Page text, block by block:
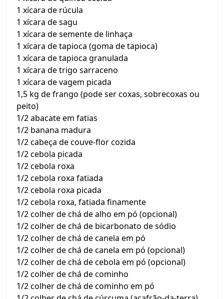
1 xícara de rúcula
1 xícara de sagu
1 xícara de semente de linhaça
1 xícara de tapioca (goma de tapioca)
1 xícara de tapioca granulada
1 xícara de trigo sarraceno
1 xícara de vagem picada
1,5 kg de frango (pode ser coxas, sobrecoxas ou
peito)
1/2 abacate em fatias
1/2 banana madura
1/2 cabeça de couve-flor cozida
1/2 cebola picada
1/2 cebola roxa
1/2 cebola roxa fatiada
1/2 cebola roxa picada
1/2 cebola roxa, fatiada finamente
1/2 colher de chá de alho em pó (opcional)
1/2 colher de chá de bicarbonato de sódio
1/2 colher de chá de canela em pó
1/2 colher de chá de canela em pó (opcional)
1/2 colher de chá de cebola em pó (opcional)
1/2 colher de chá de cominho
1/2 colher de chá de cominho em pó